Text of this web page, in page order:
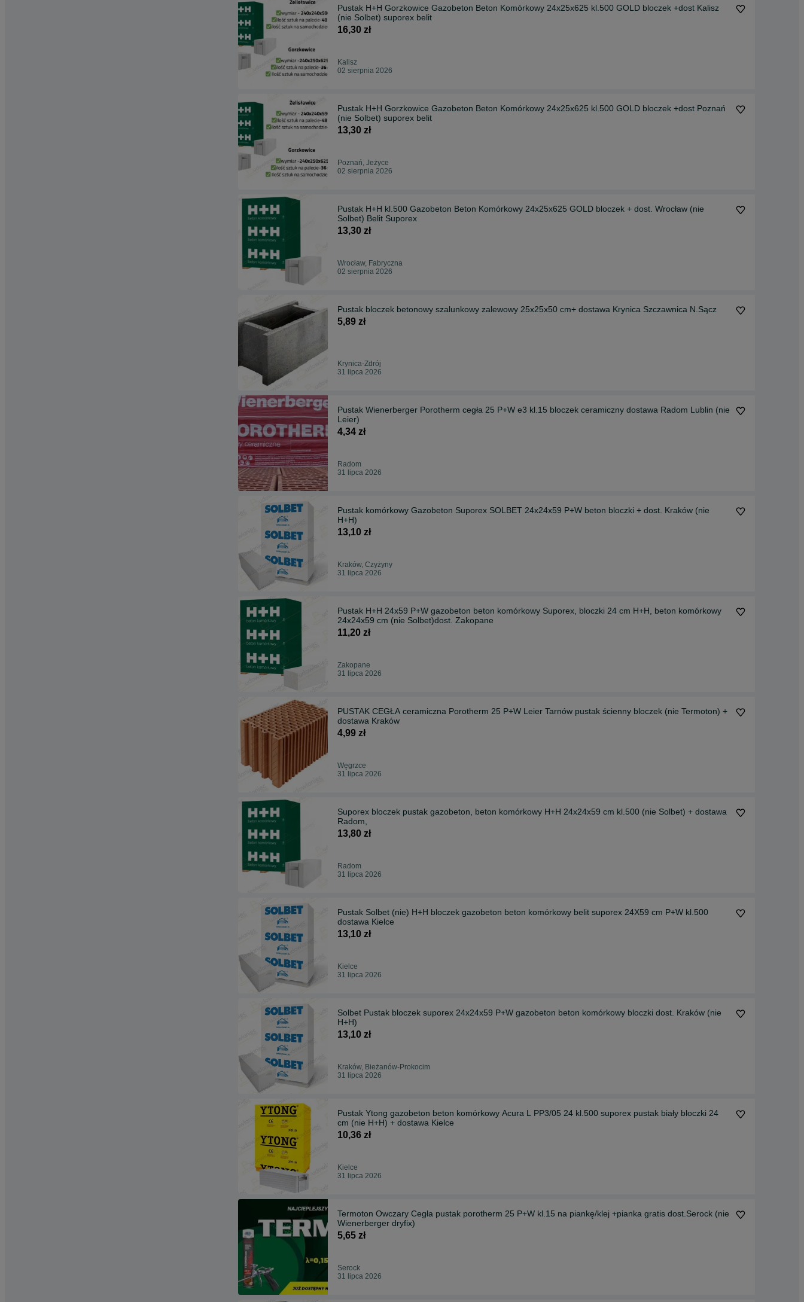
Pustak H+H Gorzkowice Gazobeton Beton Komórkowy 24x25x625 kl.500 GOLD bloczek +dost Kalisz
(nie Solbet) suporex belit
16,30 zł
Kalisz
02 sierpnia 2026
Pustak H+H Gorzkowice Gazobeton Beton Komórkowy 24x25x625 kl.500 GOLD bloczek +dost Poznań
(nie Solbet) suporex belit
13,30 zł
Poznań, Jeżyce
02 sierpnia 2026
Pustak H+H kl.500 Gazobeton Beton Komórkowy 24x25x625 GOLD bloczek + dost. Wrocław (nie
Solbet) Belit Suporex
13,30 zł
Wrocław, Fabryczna
02 sierpnia 2026
Pustak bloczek betonowy szalunkowy zalewowy 25x25x50 cm+ dostawa Krynica Szczawnica N.Sącz
5,89 zł
Krynica-Zdrój
31 lipca 2026
Pustak Wienerberger Porotherm cegła 25 P+W e3 kl.15 bloczek ceramiczny dostawa Radom Lublin (nie
Leier)
4,34 zł
Radom
31 lipca 2026
Pustak komórkowy Gazobeton Suporex SOLBET 24x24x59 P+W beton bloczki + dost. Kraków (nie
H+H)
13,10 zł
Kraków, Czyżyny
31 lipca 2026
Pustak H+H 24x59 P+W gazobeton beton komórkowy Suporex, bloczki 24 cm H+H, beton komórkowy
24x24x59 cm (nie Solbet)dost. Zakopane
11,20 zł
Zakopane
31 lipca 2026
PUSTAK CEGŁA ceramiczna Porotherm 25 P+W Leier Tarnów pustak ścienny bloczek (nie Termoton) +
dostawa Kraków
4,99 zł
Węgrzce
31 lipca 2026
Suporex bloczek pustak gazobeton, beton komórkowy H+H 24x24x59 cm kl.500 (nie Solbet) + dostawa
Radom,
13,80 zł
Radom
31 lipca 2026
Pustak Solbet (nie) H+H bloczek gazobeton beton komórkowy belit suporex 24X59 cm P+W kl.500
dostawa Kielce
13,10 zł
Kielce
31 lipca 2026
Solbet Pustak bloczek suporex 24x24x59 P+W gazobeton beton komórkowy bloczki dost. Kraków (nie
H+H)
13,10 zł
Kraków, Bieżanów-Prokocim
31 lipca 2026
Pustak Ytong gazobeton beton komórkowy Acura L PP3/05 24 kl.500 suporex pustak biały bloczki 24
cm (nie H+H) + dostawa Kielce
10,36 zł
Kielce
31 lipca 2026
Termoton Owczary Cegła pustak porotherm 25 P+W kl.15 na piankę/klej +pianka gratis dost.Serock (nie
Wienerberger dryfix)
5,65 zł
Serock
31 lipca 2026